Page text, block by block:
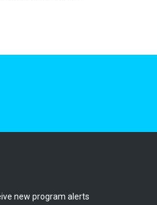
new program alerts